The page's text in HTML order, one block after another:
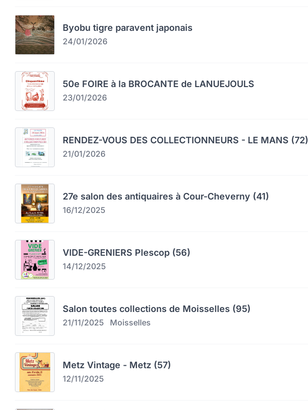
Byobu tigre paravent japonais
24/01/2026
50e FOIRE à la BROCANTE de LANUEJOULS
23/01/2026
RENDEZ-VOUS DES COLLECTIONNEURS - LE MANS (72)
21/01/2026
27e salon des antiquaires à Cour-Cheverny (41)
16/12/2025
VIDE-GRENIERS Plescop (56)
14/12/2025
Salon toutes collections de Moisselles (95)
21/11/2025 Moisselles
Metz Vintage - Metz (57)
12/11/2025